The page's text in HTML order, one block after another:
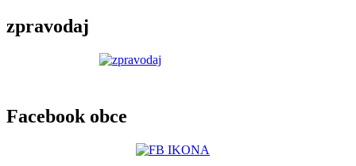
zpravodaj
Facebook obce